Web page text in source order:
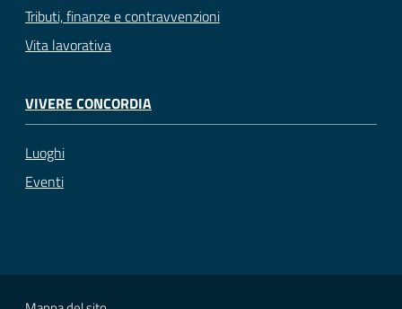
Tributi, finanze e contravvenzioni
Vita lavorativa
VIVERE CONCORDIA
Luoghi
Eventi